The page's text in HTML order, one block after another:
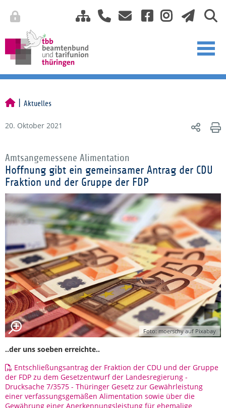
Aktuelles
20. Oktober 2021
Amtsangemessene Alimentation
Hoffnung gibt ein gemeinsamer Antrag der CDU
Fraktion und der Gruppe der FDP
Foto: moerschy auf Pixabay
..der uns soeben erreichte..
Entschließungsantrag der Fraktion der CDU und der Gruppe
der FDP zu dem Gesetzentwurf der Landesregierung -
Drucksache 7/3575 - Thüringer Gesetz zur Gewährleistung
einer verfassungsgemäßen Alimentation sowie über die
Gewährung einer Anerkennungsleistung für ehemalige